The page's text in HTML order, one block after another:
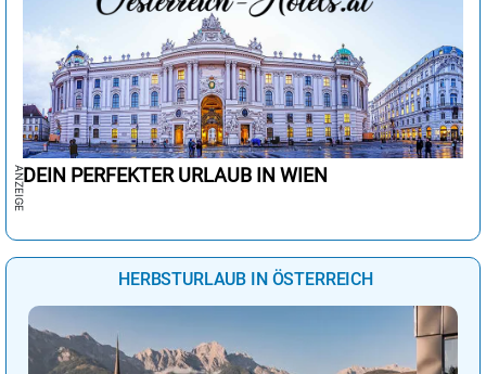
DEIN PERFEKTER URLAUB IN WIEN
HERBSTURLAUB IN ÖSTERREICH